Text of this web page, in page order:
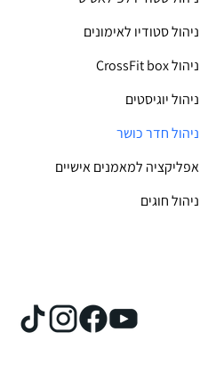
ניהול סטודיו לאימונים
CrossFit box ניהול
ניהול יוגיסטים
ניהול חדר כושר
אפליקציה למאמנים אישיים
ניהול חוגים